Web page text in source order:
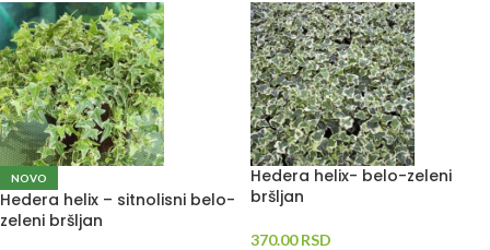
NOVO
Hedera helix – sitnolisni belo-
zeleni bršljan
Hedera helix- belo-zeleni
bršljan
370.00RSD